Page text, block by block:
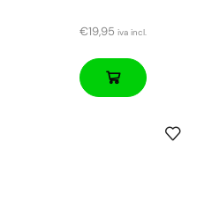
€19,95 iva incl.